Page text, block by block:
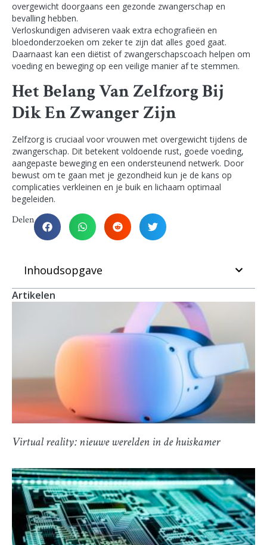
overgewicht doorgaans een gezonde zwangerschap en
bevalling hebben.
Verloskundigen adviseren vaak extra echografieën en
bloedonderzoeken om zeker te zijn dat alles goed gaat.
Daarnaast kan een diëtist of zwangerschapscoach helpen om
voeding en beweging op een veilige manier af te stemmen.
Het Belang Van Zelfzorg Bij
Dik En Zwanger Zijn
Zelfzorg is cruciaal voor vrouwen met overgewicht tijdens de
zwangerschap. Dit betekent voldoende rust, goede voeding,
aangepaste beweging en een ondersteunend netwerk. Door
bewust om te gaan met je gezondheid kun je de kans op
complicaties verkleinen en je buik en lichaam optimaal
begeleiden.
Delen
Inhoudsopgave
Artikelen
Virtual reality: nieuwe werelden in de huiskamer